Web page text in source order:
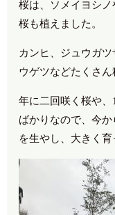
桜は、ソメイヨシ
桜も植えました。
カンヒ、ジュウガ
ウゲツなどたくさん
年に二回咲く桜や
ばかりなので、今
を生やし、大きく育